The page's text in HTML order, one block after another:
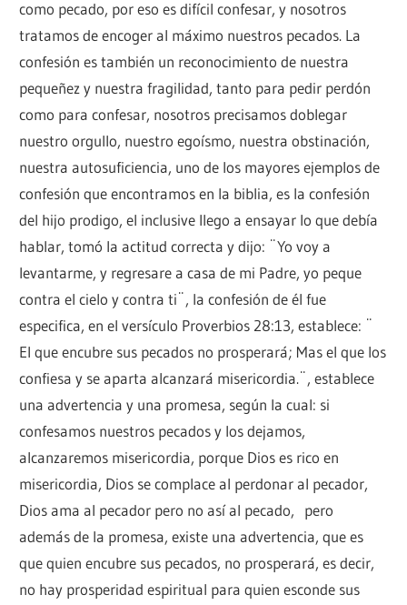
como pecado, por eso es difícil confesar, y nosotros
tratamos de encoger al máximo nuestros pecados. La
confesión es también un reconocimiento de nuestra
pequeñez y nuestra fragilidad, tanto para pedir perdón
como para confesar, nosotros precisamos doblegar
nuestro orgullo, nuestro egoísmo, nuestra obstinación,
nuestra autosuficiencia, uno de los mayores ejemplos de
confesión que encontramos en la biblia, es la confesión
del hijo prodigo, el inclusive llego a ensayar lo que debía
hablar, tomó la actitud correcta y dijo: ¨Yo voy a
levantarme, y regresare a casa de mi Padre, yo peque
contra el cielo y contra ti¨, la confesión de él fue
especifica, en el versículo Proverbios 28:13, establece: ¨
El que encubre sus pecados no prosperará; Mas el que los
confiesa y se aparta alcanzará misericordia.¨, establece
una advertencia y una promesa, según la cual: si
confesamos nuestros pecados y los dejamos,
alcanzaremos misericordia, porque Dios es rico en
misericordia, Dios se complace al perdonar al pecador,
Dios ama al pecador pero no así al pecado, pero
además de la promesa, existe una advertencia, que es
que quien encubre sus pecados, no prosperará, es decir,
no hay prosperidad espiritual para quien esconde sus